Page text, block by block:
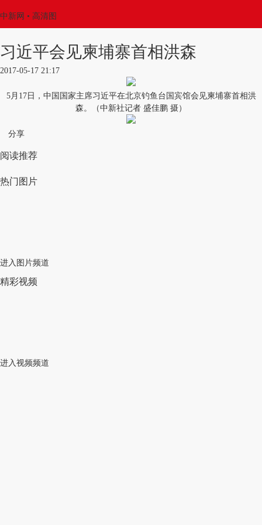
中新网 • 高清图
习近平会见柬埔寨首相洪森
2017-05-17 21:17
5月17日，中国国家主席习近平在北京钓鱼台国宾馆会见柬埔寨首相洪
森。（中新社记者 盛佳鹏 摄）
分享
阅读推荐
热门图片
进入图片频道
精彩视频
进入视频频道